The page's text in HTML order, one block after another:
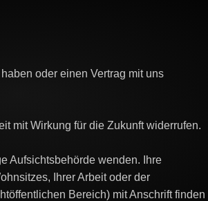
oder einen Vertrag mit uns
mit Wirkung für die Zukunft widerrufen.
Aufsichtsbehörde wenden. Ihre
Ihrer Arbeit oder der
Bereich) mit Anschrift finden